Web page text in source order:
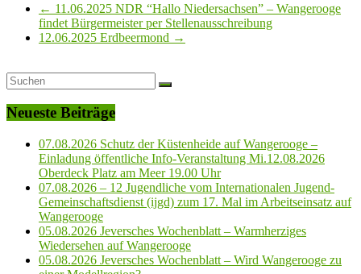
← 11.06.2025 NDR “Hallo Niedersachsen” – Wangerooge
findet Bürgermeister per Stellenausschreibung
12.06.2025 Erdbeermond →
Neueste Beiträge
07.08.2026 Schutz der Küstenheide auf Wangerooge –
Einladung öffentliche Info-Veranstaltung Mi.12.08.2026
Oberdeck Platz am Meer 19.00 Uhr
07.08.2026 – 12 Jugendliche vom Internationalen Jugend-
Gemeinschaftsdienst (ijgd) zum 17. Mal im Arbeitseinsatz auf
Wangerooge
05.08.2026 Jeversches Wochenblatt – Warmherziges
Wiedersehen auf Wangerooge
05.08.2026 Jeversches Wochenblatt – Wird Wangerooge zu